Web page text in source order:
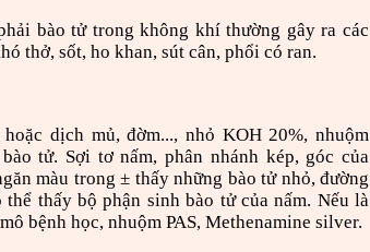
bào tử trong không khí thường gây ra các
thở, sốt, ho khan, sút cân, phổi có ran.
dịch mủ, đờm...,nhỏ KOH 20%,nhuộm
tử. Sợi tơ nấm, phân nhánh kép, góc của
màu trong ± thấy những bào tử nhỏ, đường
thấy bộ phận sinh bào tử của nấm. Nếu là
bệnh học, nhuộm PAS, Methenamine silver.